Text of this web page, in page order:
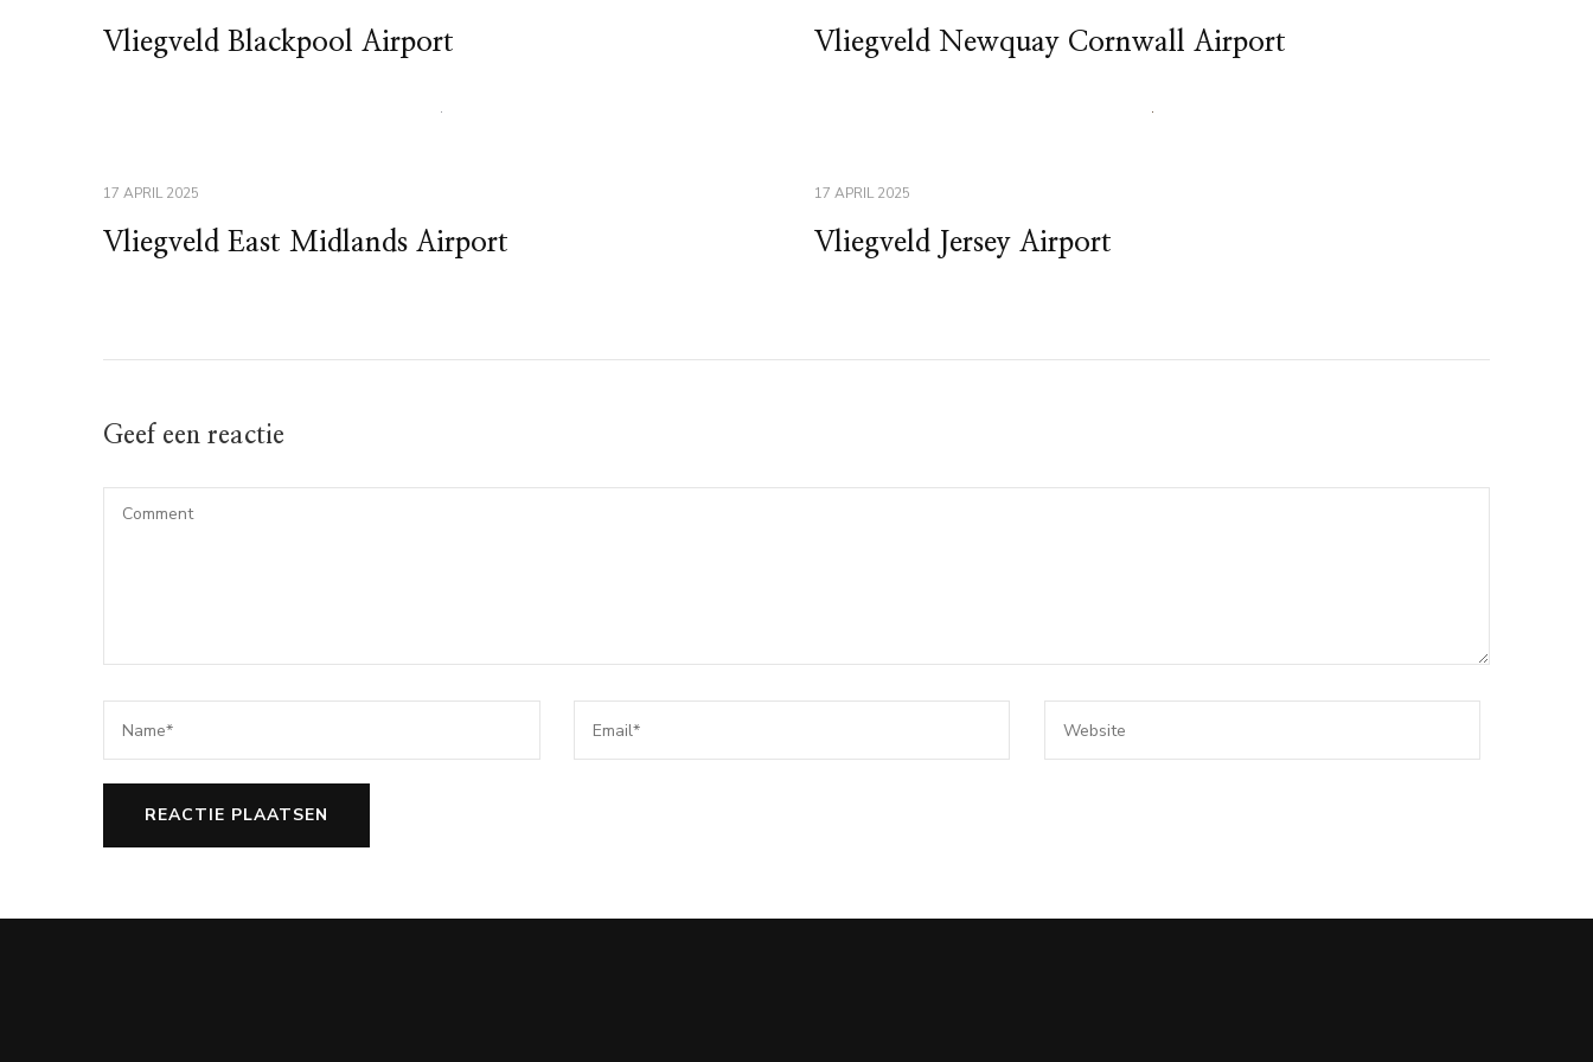
Vliegveld Blackpool Airport Vliegveld Newquay Cornwall Airport
17 APRIL 2025
Vliegveld East Midlands Airport
17 APRIL 2025
Vliegveld Jersey Airport
Geef een reactie